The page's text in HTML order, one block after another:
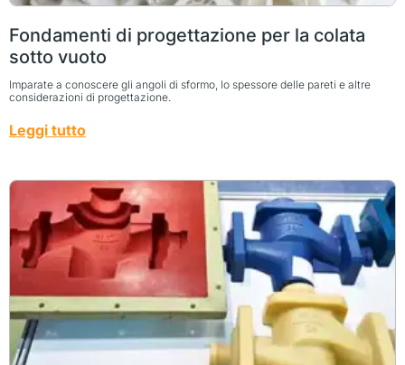
Fondamenti di progettazione per la colata
sotto vuoto
Imparate a conoscere gli angoli di sformo, lo spessore delle pareti e altre
considerazioni di progettazione.
Leggi tutto